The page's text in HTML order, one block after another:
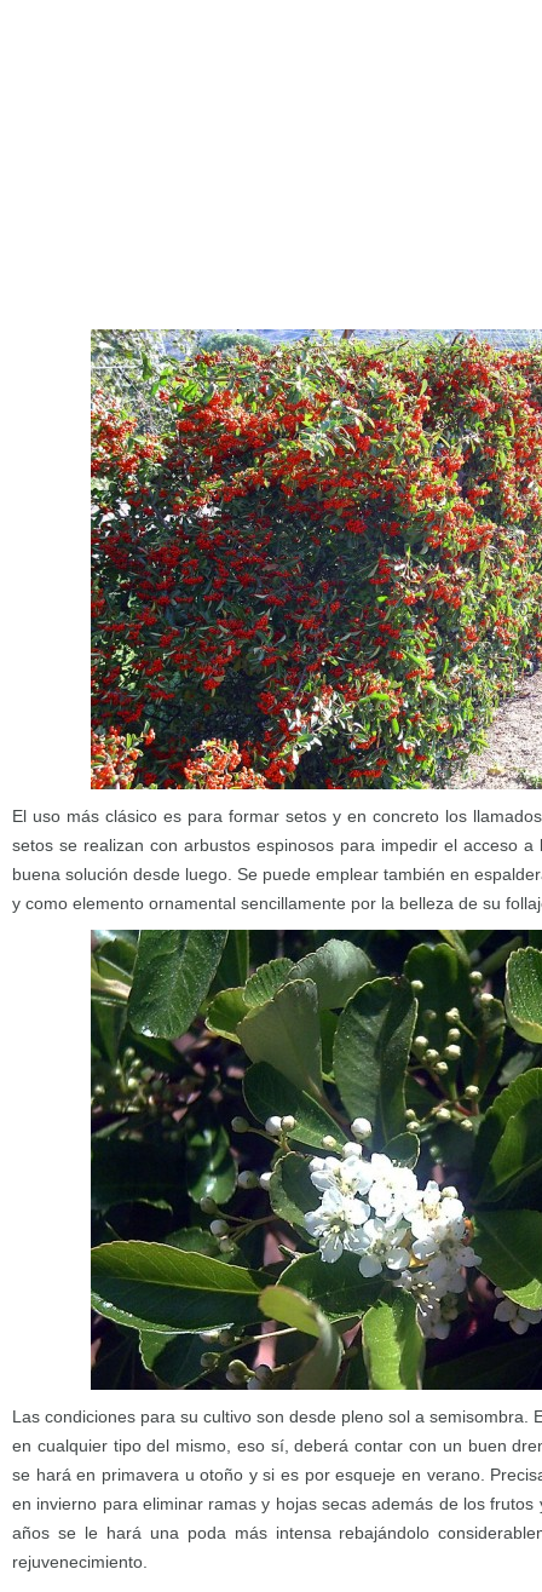
El uso más clásico es para formar setos y en concreto los
setos se realizan con arbustos espinosos para impedir el acceso
buena solución desde luego. Se puede emplear también en
y como elemento ornamental sencillamente por la belleza de su
Las condiciones para su cultivo son desde pleno sol a semisombra.
en cualquier tipo del mismo, eso sí, deberá contar con un buen
se hará en primavera u otoño y si es por esqueje en verano.
en invierno para eliminar ramas y hojas secas además de los
años se le hará una poda más intensa rebajándolo
rejuvenecimiento.